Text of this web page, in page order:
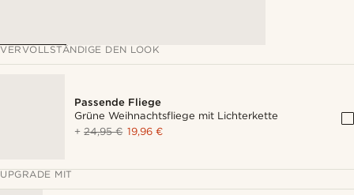
VERVOLLSTÄNDIGE DEN LOOK
Passende Fliege
Grüne Weihnachtsfliege mit Lichterkette
+24,95 € 19,96 €
UPGRADE MIT